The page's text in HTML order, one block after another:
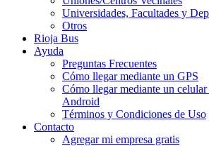
Universidades, Facultades y
Otros
Rioja Bus
Ayuda
Preguntas Frecuentes
Cómo llegar mediante un GPS
Cómo llegar mediante un celular
Android
Términos y Condiciones de Uso
Contacto
Agregar mi empresa gratis